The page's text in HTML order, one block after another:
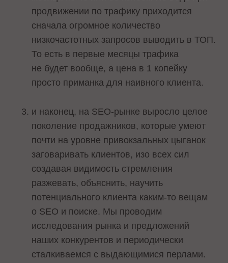
продвижении по трафику приходится
сначала огромное количество
низкочастотных запросов выводить в ТОП.
То есть в первые месяцы трафика
не будет вообще, а цена в 1 копейку
просто приманка для наивного клиента.
и наконец, на SEO-рынке выросло целое
поколение продажников, которые умеют
почти на уровне привокзальных цыганок
заговаривать клиентов, изо всех сил
создавая видимость стремления
разжевать, объяснить, научить
потенциального клиента каким-то вещам
о SEO и поиске. Мы проводим
исследования рынка и предложений
наших конкурентов и периодически
сталкиваемся с выдающимися перлами.